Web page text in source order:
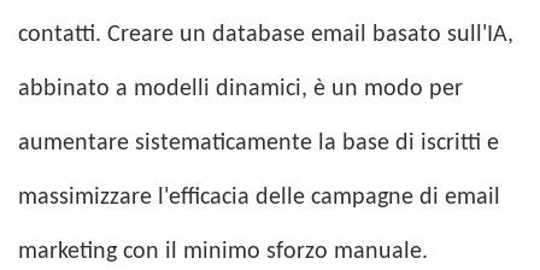
contatti. Creare un database email basato sull'IA,
abbinato a modelli dinamici, è un modo per
aumentare sistematicamente la base di iscritti e
massimizzare l'efficacia delle campagne di email
marketing con il minimo sforzo manuale.